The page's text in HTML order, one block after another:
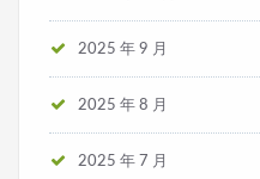
2025 年 9 月
2025 年 8 月
2025 年 7 月